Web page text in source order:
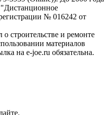
№ 016242 от
строительстве и ремонте
материалов
на e-joe.ru обязательна.